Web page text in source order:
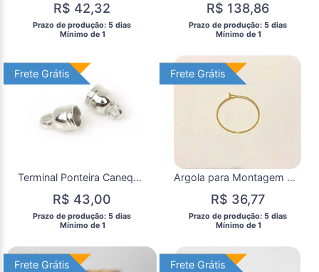
R$ 42,32
Prazo de produção: 5 dias
  Mínimo de 1
R$ 138,86
Prazo de produção: 5 dias
  Mínimo de 1
Frete Grátis
Frete Grátis
Terminal Ponteira Canequinha Montagem Bijuteria
R$ 43,00
Prazo de produção: 5 dias
  Mínimo de 1
Frete Grátis
Frete Grátis
Argola para Montagem Marca Taças 2.5 cm Dourada com 12 Aros
R$ 36,77
Prazo de produção: 5 dias
  Mínimo de 1
Frete Grátis
Frete Grátis Frete Grátis
Frete Grátis